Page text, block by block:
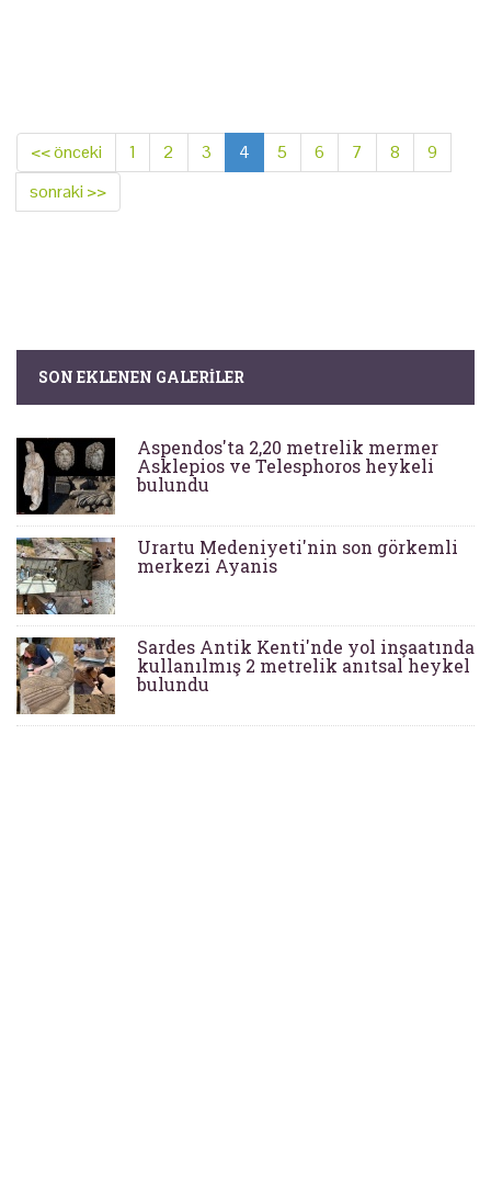
<< önceki 1 2 3 4 5 6 7 8
9
sonraki >>
SON EKLENEN GALERILER
Aspendos'ta 2,20 metrelik mermer
Asklepios ve Telesphoros heykeli
bulundu
Urartu Medeniyeti'nin son görkemli
merkezi Ayanis
Sardes Antik Kenti'nde yol inşaatında
kullanılmış 2 metrelik anıtsal heykel
bulundu